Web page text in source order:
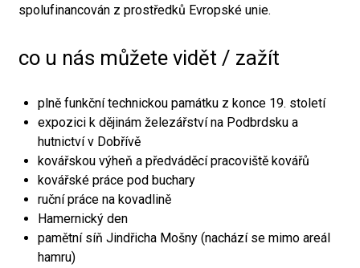
spolufinancován z prostředků Evropské unie.
co u nás můžete vidět / zažít
plně funkční technickou památku z konce 19. století
expozici k dějinám železářství na Podbrdsku a
hutnictví v Dobřívě
kovářskou výheň a předváděcí pracoviště kovářů
kovářské práce pod buchary
ruční práce na kovadlině
Hamernický den
pamětní síň Jindřicha Mošny (nachází se mimo areál
hamru)